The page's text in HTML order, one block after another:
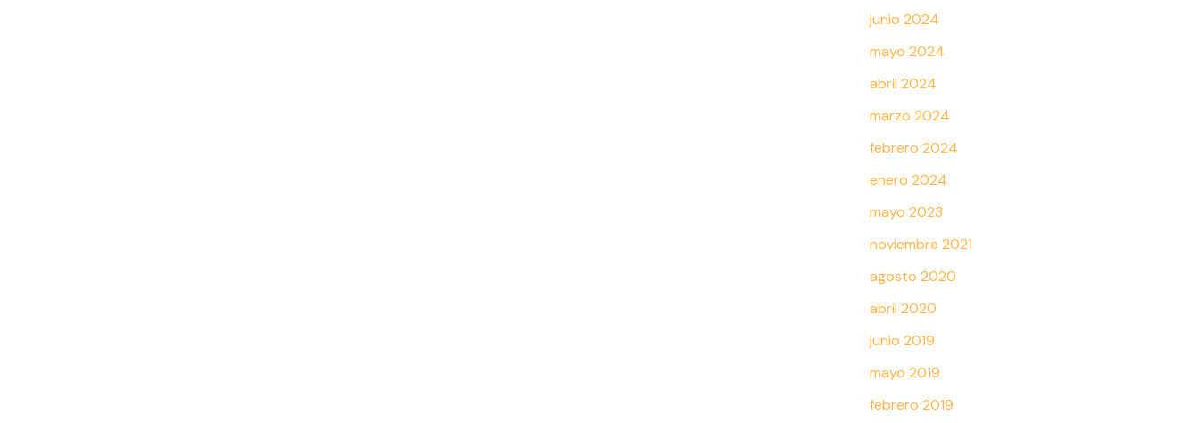
junio 2024
mayo 2024
abril 2024
marzo 2024
febrero 2024
enero 2024
mayo 2023
noviembre 2021
agosto 2020
abril 2020
junio 2019
mayo 2019
febrero 2019